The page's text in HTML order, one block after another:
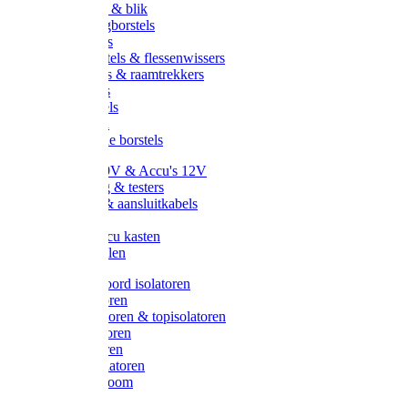
Handveger & blik
Voetenveegborstels
Handvegers
Afwasborstels & flessenwissers
Wasborstels & raamtrekkers
Tonborstels
Werkborstels
Hygienische borstels
Batterijen 9V & Accu's 12V
Beveiliging & testers
Kabelsets & aansluitkabels
Metalen accu kasten
Zonnepanelen
Draad & koord isolatoren
Ringisolatoren
Extra isolatoren & topisolatoren
Hoekisolatoren
Lintisolatoren
Afstandisolatoren
Isolatorenboom